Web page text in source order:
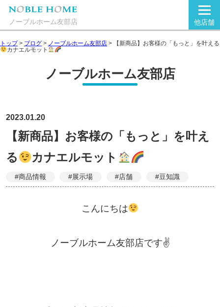
ノーブルホーム友部店 他店舗
トップ> ブログ > ノーブルホーム友部店 >
【新商品】お客様の「もっと」を叶える
カナエルモット
ノーブルホーム友部店
2023.01.20
【新商品】お客様の「もっと」を叶え
る
カナエルモット
#商品情報 #展示場 #店舗 #豆知識
こんにちは
ノーブルホーム友部店です✌